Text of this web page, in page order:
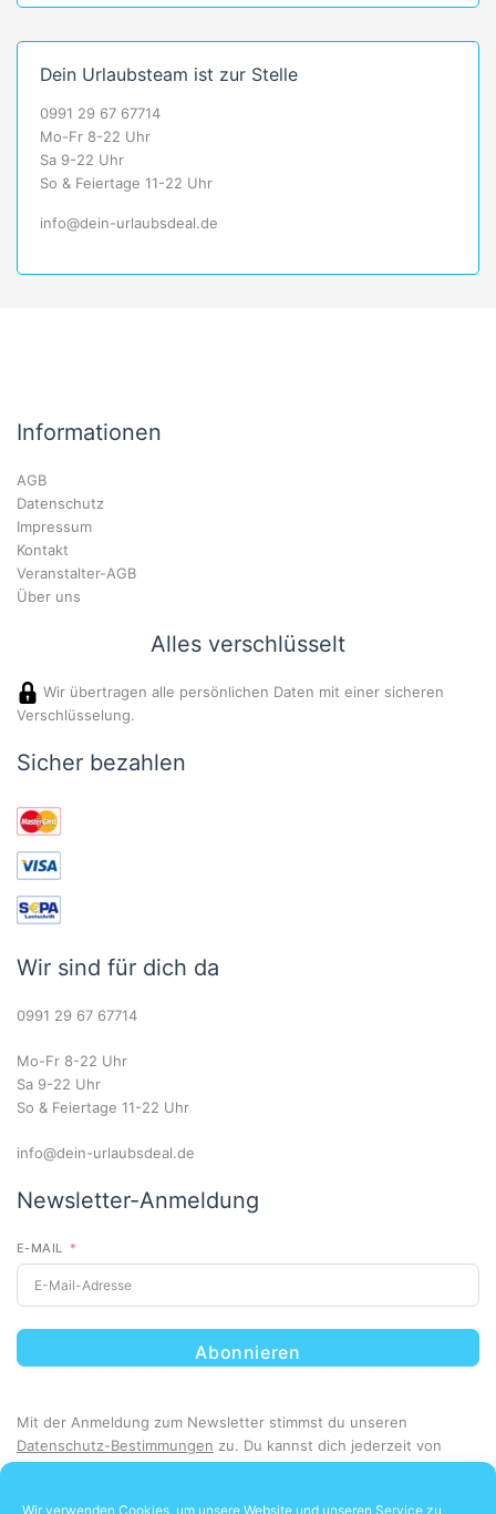
Wir verwenden Cookies, um unsere Website und unseren Service zu
Dein Urlaubsteam ist zur Stelle
0991 29 67 67714
Mo-Fr 8-22 Uhr
Sa 9-22 Uhr
So & Feiertage 11-22 Uhr
info@dein-urlaubsdeal.de
Informationen
AGB
Datenschutz
Impressum
Kontakt
Veranstalter-AGB
Über uns
Alles verschlüsselt
Wir übertragen alle persönlichen Daten mit einer sicheren
Verschlüsselung.
Sicher bezahlen
Wir sind für dich da
0991 29 67 67714
Mo-Fr 8-22 Uhr
Sa 9-22 Uhr
So & Feiertage 11-22 Uhr
info@dein-urlaubsdeal.de
Newsletter-Anmeldung
E-MAIL
Abonnieren
Mit der Anmeldung zum Newsletter stimmst du unseren
Datenschutz-Bestimmungen zu. Du kannst dich jederzeit von